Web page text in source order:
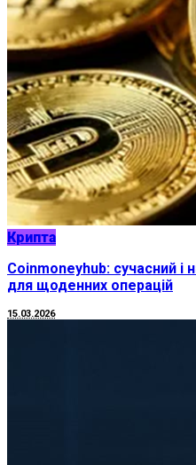
Крипта
Coinmoneyhub: сучасний і
для щоденних операцій
15.03.2026